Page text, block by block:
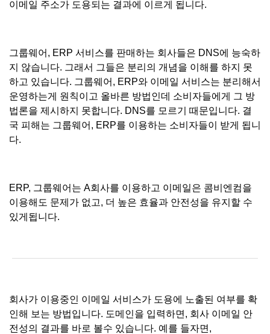
이메일 주소가 도용되는 결과에 이르게 됩니다.
그룹웨어, ERP 서비스를 판매하는 회사들은 DNS에 능숙하
지 않습니다. 그래서 그들은 분리의 개념을 이해를 하지 못
하고 있습니다. 그룹웨어, ERP와 이메일 서비스는 분리해서
운영하는게 원칙이고 올바른 방법인데 소비자들에게 그 방
법론을 제시하지 못합니다. DNS를 모르기 때문입니다. 결
국 피해는 그룹웨어, ERP를 이용하는 소비자들이 받게 됩니
다.
ERP, 그룹웨어는 A회사를 이용하고 이메일은 콤비엔컴을
이용해도 문제가 없고, 더 높은 효율과 안전성을 유지할 수
있게됩니다.
회사가 이용중인 이메일 서비스가 도용에 노출된 여부를 확
인해 보는 방법입니다. 도메인을 입력하면, 회사 이메일 안
전성의 결과를 바로 볼수 있습니다. 예를 들자면,